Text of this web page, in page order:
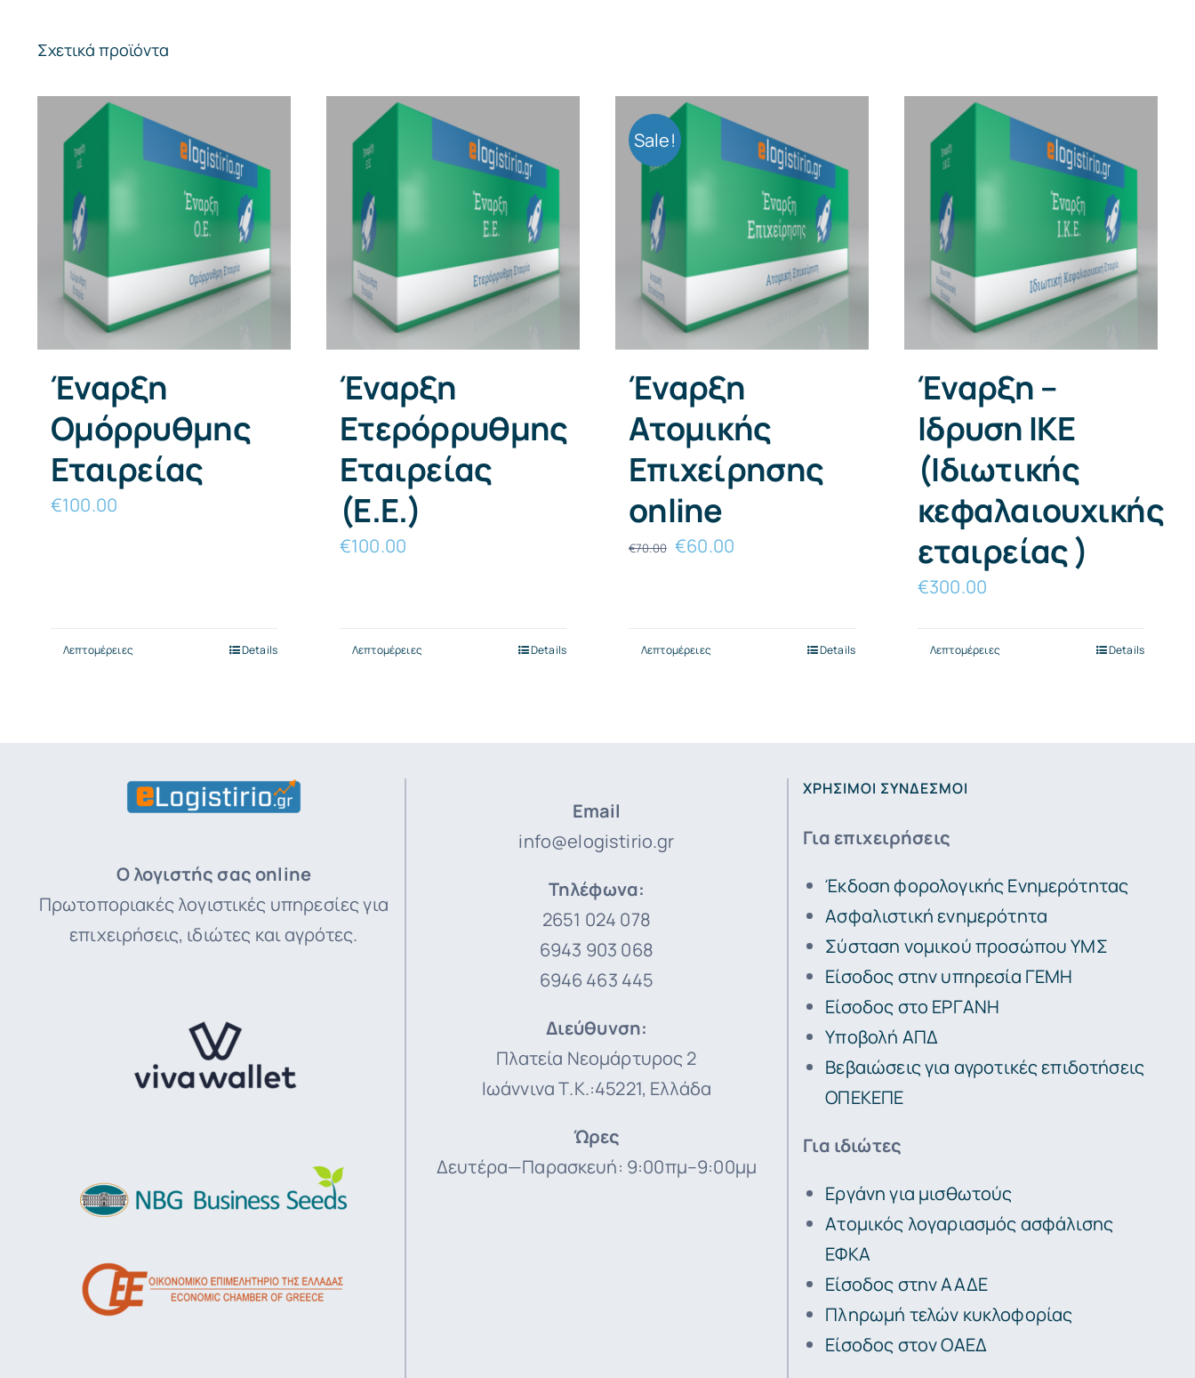
Σχετικά προϊόντα
Έναρξη
Ομόρρυθμης
Εταιρείας
€100.00
Λεπτομέρειες Details
Έναρξη
Eτερόρρυθμης
Εταιρείας
(Ε.Ε.)
€100.00
Λεπτομέρειες Details
Sale!
Έναρξη
Ατομικής
Επιχείρησης
online
€70.00 Original
€60.00
Λεπτομέρειες Details
Έναρξη –
Ιδρυση ΙΚΕ
(Ιδιωτικής
κεφαλαιουχικής
εταιρείας )
€300.00
Λεπτομέρειες Details
Ο λογιστής σας online
Πρωτοποριακές λογιστικές υπηρεσίες για
επιχειρήσεις, ιδιώτες και αγρότες.
Email
info@elogistirio.gr
Τηλέφωνα:
2651 024 078
6943 903 068
6946 463 445
Διεύθυνση:
Πλατεία Νεομάρτυρος 2
Ιωάννινα Τ.Κ.:45221, Ελλάδα
Ώρες
Δευτέρα—Παρασκευή: 9:00πμ–9:00μμ
ΧΡΉΣΙΜΟΙ ΣΎΝΔΕΣΜΟΙ
Για επιχειρήσεις
Έκδοση φορολογικής Ενημερότητας
Ασφαλιστική ενημερότητα
Σύσταση νομικού προσώπου ΥΜΣ
Είσοδος στην υπηρεσία ΓΕΜΗ
Είσοδος στο ΕΡΓΑΝΗ
Υποβολή ΑΠΔ
Βεβαιώσεις για αγροτικές επιδοτήσεις
ΟΠΕΚΕΠΕ
Για ιδιώτες
Εργάνη για μισθωτούς
Ατομικός λογαριασμός ασφάλισης
ΕΦΚΑ
Είσοδος στην ΑΑΔΕ
Πληρωμή τελών κυκλοφορίας
Είσοδος στον ΟΑΕΔ